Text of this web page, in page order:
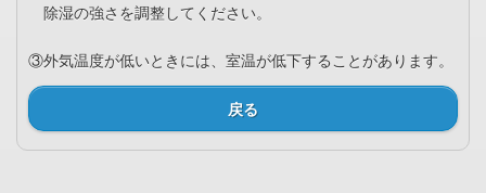
除湿の強さを調整してください。
③外気温度が低いときには、室温が低下することがあります。
戻る